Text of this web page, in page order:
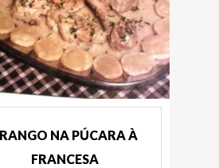
NA PÚCARA À
FRANCESA